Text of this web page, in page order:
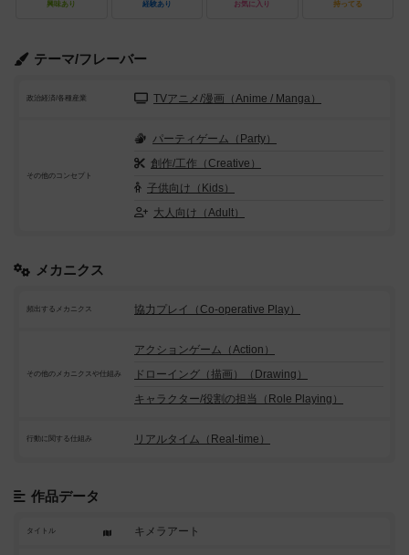
興味あり 経験あり お気に入り 持ってる
テーマ/フレーバー
政治経済/各種産業 TVアニメ/漫画（Anime / Manga）
その他のコンセプト
パーティゲーム（Party）
創作/工作（Creative）
子供向け（Kids）
大人向け（Adult）
メカニクス
頻出するメカニクス 協力プレイ（Co-operative Play）
その他のメカニクスや仕組み
アクションゲーム（Action）
ドローイング（描画）（Drawing）
キャラクター/役割の担当（Role Playing）
行動に関する仕組み リアルタイム（Real-time）
作品データ
タイトル キメラアート